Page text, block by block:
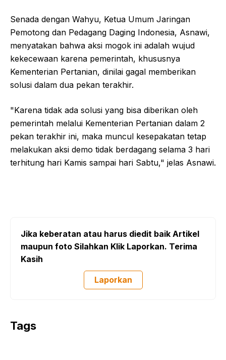
Senada dengan Wahyu, Ketua Umum Jaringan
Pemotong dan Pedagang Daging Indonesia, Asnawi,
menyatakan bahwa aksi mogok ini adalah wujud
kekecewaan karena pemerintah, khususnya
Kementerian Pertanian, dinilai gagal memberikan
solusi dalam dua pekan terakhir.
"Karena tidak ada solusi yang bisa diberikan oleh
pemerintah melalui Kementerian Pertanian dalam 2
pekan terakhir ini, maka muncul kesepakatan tetap
melakukan aksi demo tidak berdagang selama 3 hari
terhitung hari Kamis sampai hari Sabtu," jelas Asnawi.
Jika keberatan atau harus diedit baik Artikel
maupun foto Silahkan Klik Laporkan. Terima
Kasih
Laporkan
Tags